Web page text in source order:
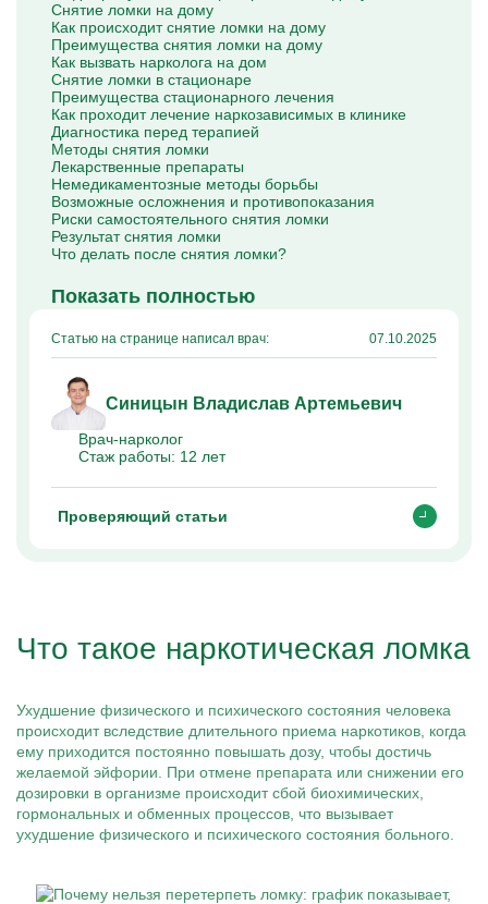
Капельницы Преднизолона
Цераксон капельница
Капельница Церебролизин
Капельница Мильгамма
Капельница Цефтриаксон
Капельница Ципрофлоксацин
Капельница Рингер
Снятие ломки на дому
Как происходит снятие ломки на дому
Преимущества снятия ломки на дому
Как вызвать нарколога на дом
Снятие ломки в стационаре
Преимущества стационарного лечения
Как проходит лечение наркозависимых в клинике
Диагностика перед терапией
Методы снятия ломки
Лекарственные препараты
Немедикаментозные методы борьбы
Возможные осложнения и противопоказания
Риски самостоятельного снятия ломки
Результат снятия ломки
Что делать после снятия ломки?
Показать полностью
Статью на странице написал врач: 07.10.2025
Синицын Владислав Артемьевич
Врач-нарколог
Стаж работы: 12 лет
Проверяющий статьи
Что такое наркотическая ломка
Ухудшение физического и психического состояния человека
происходит вследствие длительного приема наркотиков, когда
ему приходится постоянно повышать дозу, чтобы достичь
желаемой эйфории. При отмене препарата или снижении его
дозировки в организме происходит сбой биохимических,
гормональных и обменных процессов, что вызывает
ухудшение физического и психического состояния больного.